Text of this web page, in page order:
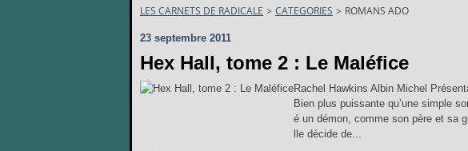
LES CARNETS DE RADICALE > CATEGORIES > ROMANS ADO
23 septembre 2011
Hex Hall, tome 2 : Le Maléfice
Rachel Hawkins Albin Michel
Bien plus puissante qu’une simple
é un démon, comme son père et sa
lle décide de...